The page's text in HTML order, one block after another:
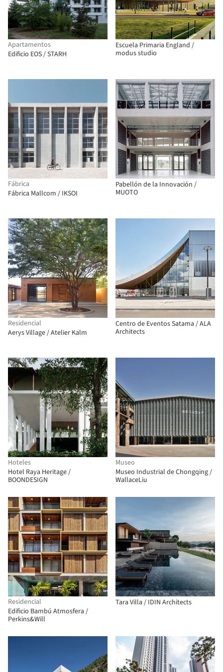
Apartamentos
Edificio EOS / STARH
Escuela Primaria England /
modus studio
Fábrica
Fábrica Mallcom / IKSOI
Pabellón de la Innovación /
MUOTO
Residencial
Aerys Village / Atelier Kalm
Centro de Eventos Satama / ALA
Architects
Hoteles
Hotel Raya Heritage /
BOONDESIGN
Museo
Museo Industrial de Chongqing /
WallaceLiu
Residencial
Edificio Bambú Atmosfera /
Perkins&Will
Tara Villa / IDIN Architects